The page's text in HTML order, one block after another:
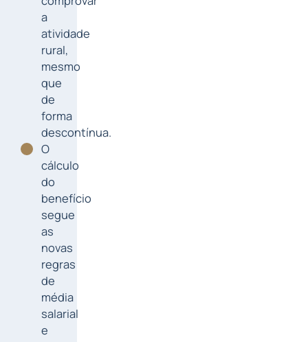
a
atividade
rural,
mesmo
que
de
forma
descontínua.
O
cálculo
do
benefício
segue
as
novas
regras
de
média
salarial
e